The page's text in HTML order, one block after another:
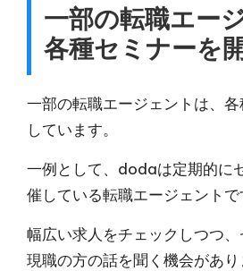
一部の転職エー
各種セミナーを
一部の転職エージェントは、
しています。
一例として、 dodaは定期的に
催している転職エージェントで
幅広い求人をチェックしつつ
現職の方の話を聞く機会があり